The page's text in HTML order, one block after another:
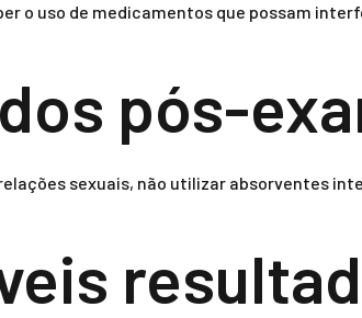
o uso de medicamentos que possam
pós-
sexuais, não utilizar absorventes